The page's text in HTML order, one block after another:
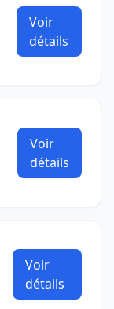
Voir
détails
Voir
détails
Voir
détails